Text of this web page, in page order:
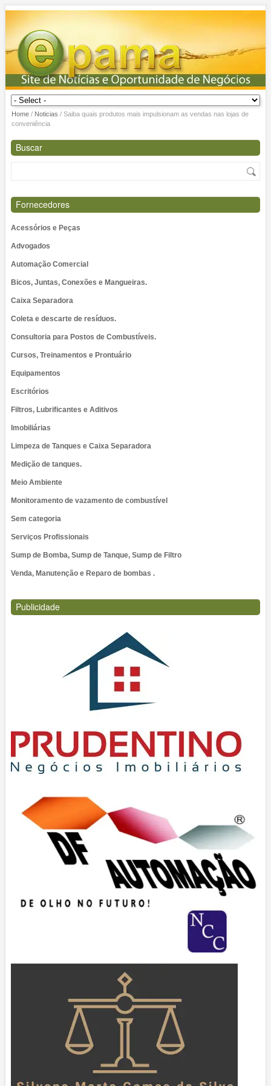
Home/ Noticias / Saiba quais produtos mais impulsionam as vendas nas lojas de
conveniência
Buscar
Fornecedores
Acessórios e Peças
Advogados
Automação Comercial
Bicos, Juntas, Conexões e Mangueiras.
Caixa Separadora
Coleta e descarte de resíduos.
Consultoria para Postos de Combustíveis.
Cursos, Treinamentos e Prontuário
Equipamentos
Escritórios
Filtros, Lubrificantes e Aditivos
Imobiliárias
Limpeza de Tanques e Caixa Separadora
Medição de tanques.
Meio Ambiente
Monitoramento de vazamento de combustível
Sem categoria
Serviços Profissionais
Sump de Bomba, Sump de Tanque, Sump de Filtro
Venda, Manutenção e Reparo de bombas .
Publicidade